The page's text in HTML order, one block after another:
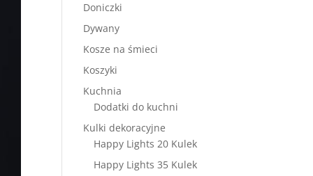
Doniczki
Dywany
Kosze na śmieci
Koszyki
Kuchnia
Dodatki do kuchni
Kulki dekoracyjne
Happy Lights 20 Kulek
Happy Lights 35 Kulek